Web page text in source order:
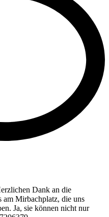
Dank an die
Mirbachplatz, die uns
Ja, sie können nicht nur